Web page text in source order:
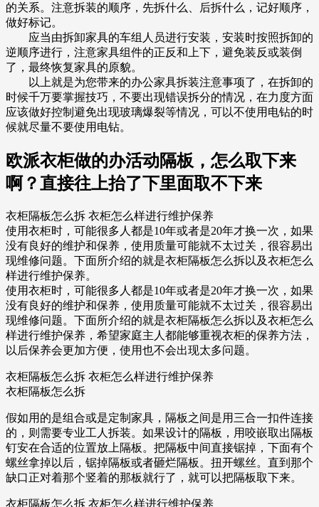
的关系。注意拆装的顺序，先拆什么、后拆什么，记好顺序，
做好标记。
应当由拆卸家具的车组人员进行安装，安装时按照拆卸的
逆顺序进行，注意家具组件的正反和上下，避免装反或装倒
了，最终恢复家具的原貌。
以上就是为您带来的办公家具拆装注意事项了，在拆卸的
时候千万要掌握技巧，不要出现错误拆分的情况，在力度方面
应该做好控制避免出现玻璃爆裂等情况，可以不使用电钻的时
候就尽量不要使用电钻。
欧派衣柜做的办活动隔板，怎么取下来
啊？直接往上抬了下里面取不下来
衣柜隔板怎么拆 衣柜怎么样进行维护保养
使用衣柜时，可能很多人都是10年或者是20年才换一次，如果
没有良好的维护和保养，使用质量可能就不太过关，很容易出
现维修问题。下面所介绍的就是衣柜隔板怎么拆以及衣柜怎么
样进行维护保养。
使用衣柜时，可能很多人都是10年或者是20年才换一次，如果
没有良好的维护和保养，使用质量可能就不太过关，很容易出
现维修问题。下面所介绍的就是衣柜隔板怎么拆以及衣柜怎么
样进行维护保养，希望家庭主人都能够重视衣柜的保养方法，
以后保养会更加方便，使用也不会出现太多问题。
衣柜隔板怎么拆 衣柜怎么样进行维护保养
衣柜隔板怎么拆
假如用的是组合或是定制家具，隔板之间是用三合一扣件连接
的，则需要专业工人拆装。如果设计的隔板，用咬嵌取出隔板
钉安在合适的位置放上隔板。把隔板中间直接锯掉，下面有个
螺丝拿掉以后，锯掉隔板或者砸烂隔板。扭开螺丝。直到那个
缺口正对着那个竖着的那板就行了，就可以把隔板取下来。
衣柜隔板怎么拆 衣柜怎么样进行维护保养